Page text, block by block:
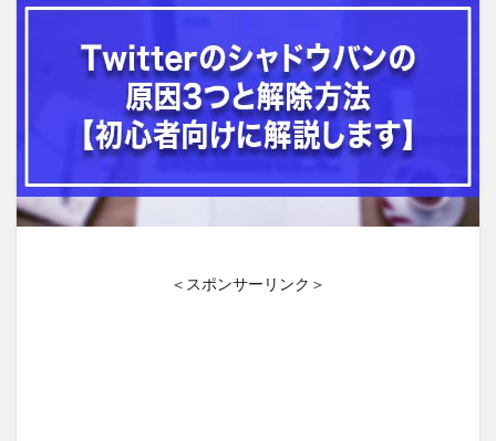
＜スポンサーリンク＞